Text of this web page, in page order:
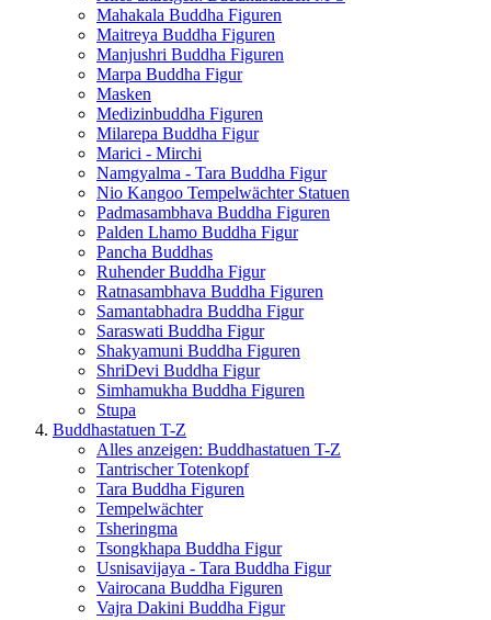
Mahakala Buddha Figuren
Maitreya Buddha Figuren
Manjushri Buddha Figuren
Marpa Buddha Figur
Masken
Medizinbuddha Figuren
Milarepa Buddha Figur
Marici - Mirchi
Namgyalma - Tara Buddha Figur
Nio Kangoo Tempelwächter Statuen
Padmasambhava Buddha Figuren
Palden Lhamo Buddha Figur
Pancha Buddhas
Ruhender Buddha Figur
Ratnasambhava Buddha Figuren
Samantabhadra Buddha Figur
Saraswati Buddha Figur
Shakyamuni Buddha Figuren
ShriDevi Buddha Figur
Simhamukha Buddha Figuren
Stupa
Buddhastatuen T-Z
Alles anzeigen: Buddhastatuen T-Z
Tantrischer Totenkopf
Tara Buddha Figuren
Tempelwächter
Tsheringma
Tsongkhapa Buddha Figur
Usnisavijaya - Tara Buddha Figur
Vairocana Buddha Figuren
Vajra Dakini Buddha Figur